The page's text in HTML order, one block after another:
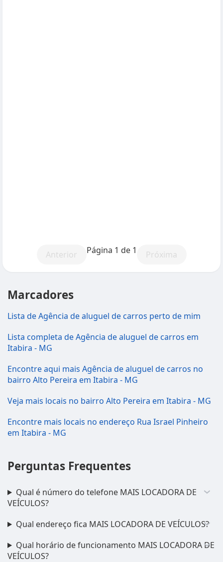
Anterior Página 1 de 1 Próxima
Marcadores
Lista de Agência de aluguel de carros perto de mim
Lista completa de Agência de aluguel de carros em
Itabira - MG
Encontre aqui mais Agência de aluguel de carros no
bairro Alto Pereira em Itabira - MG
Veja mais locais no bairro Alto Pereira em Itabira - MG
Encontre mais locais no endereço Rua Israel Pinheiro
em Itabira - MG
Perguntas Frequentes
Qual é número do telefone MAIS LOCADORA DE
VEÍCULOS?
Qual endereço fica MAIS LOCADORA DE VEÍCULOS?
Qual horário de funcionamento MAIS LOCADORA DE
VEÍCULOS?